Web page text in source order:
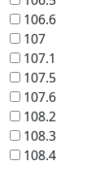
106.6
107
107.1
107.5
107.6
108.2
108.3
108.4